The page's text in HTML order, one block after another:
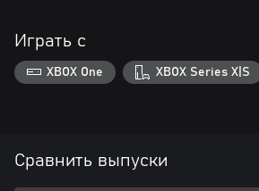
Играть с
XBOX One XBOX Series X|S
Сравнить выпуски